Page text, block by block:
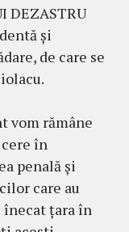
DEZASTRU
și
de care se
vom rămâne
în
penală și
care au
înecat țara în